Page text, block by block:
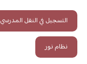
التسجيل في النقل المدرسي
نظام نور